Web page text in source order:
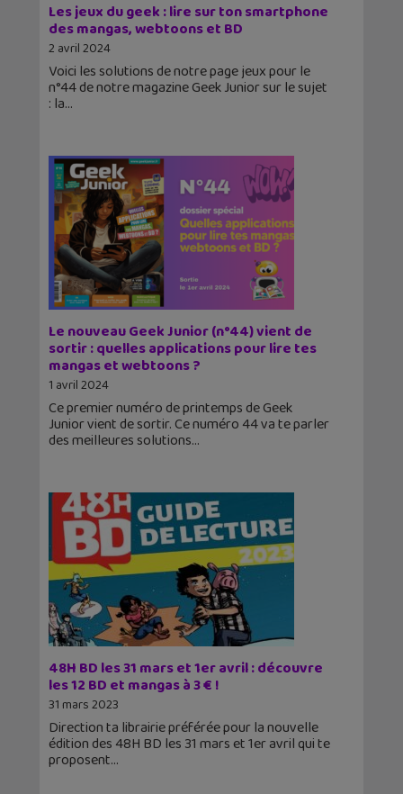
Les jeux du geek : lire sur ton smartphone
des mangas, webtoons et BD
2 avril 2024
Voici les solutions de notre page jeux pour le
n°44 de notre magazine Geek Junior sur le sujet
: la
Le nouveau Geek Junior (n°44) vient de
sortir : quelles applications pour lire tes
mangas et webtoons ?
1 avril 2024
Ce premier numéro de printemps de Geek
Junior vient de sortir. Ce numéro 44 va te parler
des meilleures solutions
48H BD les 31 mars et 1er avril : découvre
les 12 BD et mangas à 3 € !
31 mars 2023
Direction ta librairie préférée pour la nouvelle
édition des 48H BD les 31 mars et 1er avril qui te
proposent